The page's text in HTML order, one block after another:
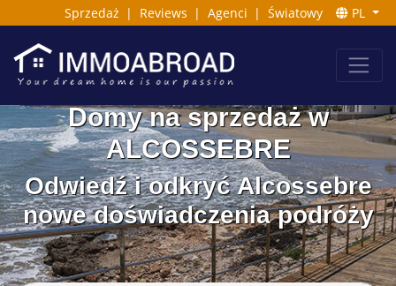
Sprzedaż | Reviews | Agenci | Światowy PL
Domy na sprzedaż w
ALCOSSEBRE
Odwiedź i odkryć Alcossebre
nowe doświadczenia podróży